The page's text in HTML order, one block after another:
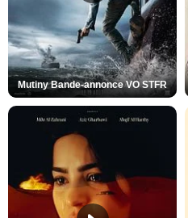
Mutiny Bande-annonce VO STFR